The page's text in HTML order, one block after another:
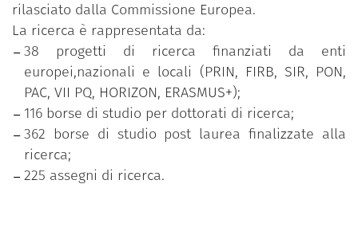
rilasciato dalla Commissione Europea.
La ricerca è rappresentata da:
38 progetti di ricerca finanziati da enti
europei,nazionali e locali (PRIN, FIRB, SIR, PON,
PAC, VII PQ, HORIZON, ERASMUS+);
116 borse di studio per dottorati di ricerca;
362 borse di studio post laurea finalizzate alla
ricerca;
225 assegni di ricerca.